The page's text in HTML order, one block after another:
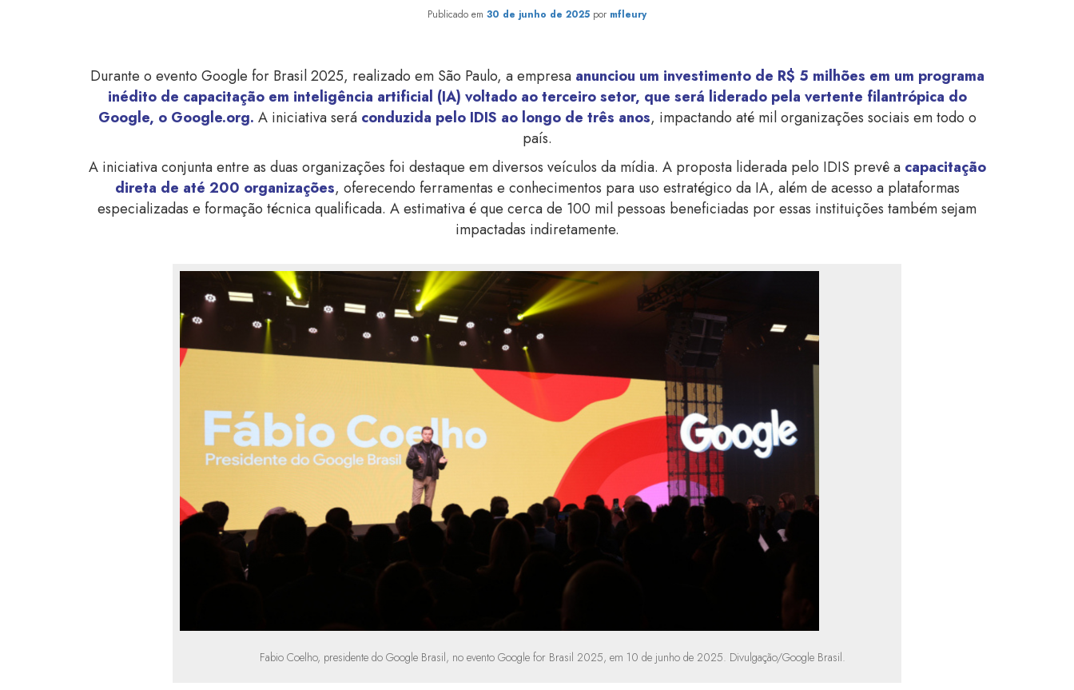
Publicado em 30 de junho de 2025 por mfleury
Durante o evento Google for Brasil 2025, realizado em São Paulo, a empresaanunciou um investimento de R$ 5 milhões em um programa
inédito de capacitação em inteligência artificial (IA) voltado ao terceiro setor, que será liderado pela vertente filantrópica do
Google, o Google.org. A iniciativa será conduzida pelo IDIS ao longo de três anos, impactando até mil organizações sociais em todo o
país.
A iniciativa conjunta entre as duas organizações foi destaque em diversos veículos da mídia. A proposta liderada pelo IDIS prevê a capacitação
direta de até 200 organizações, oferecendo ferramentas e conhecimentos para uso estratégico da IA, além de acesso a plataformas
especializadas e formação técnica qualificada. A estimativa é que cerca de 100 mil pessoas beneficiadas por essas instituições também sejam
impactadas indiretamente.
Fabio Coelho, presidente do Google Brasil, no evento Google for Brasil 2025, em 10 de junho de 2025. Divulgação/Google Brasil.